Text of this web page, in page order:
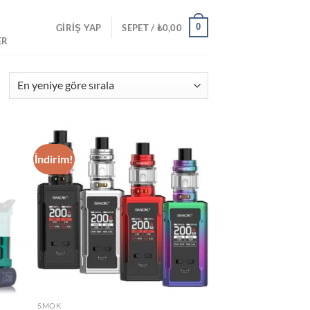
GIRIŞ YAP SEPET / ₺0,00 0
yeniye
İndirim!
Add to
wishlist
SMOK